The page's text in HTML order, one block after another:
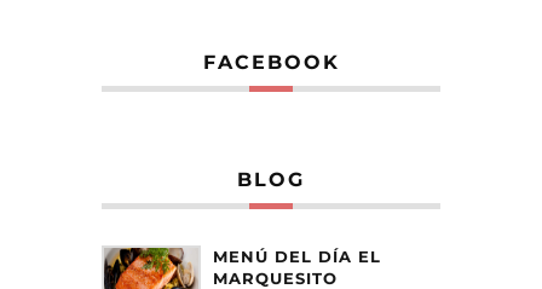
FACEBOOK
BLOG
MENÚ DEL DÍA EL
MARQUESITO